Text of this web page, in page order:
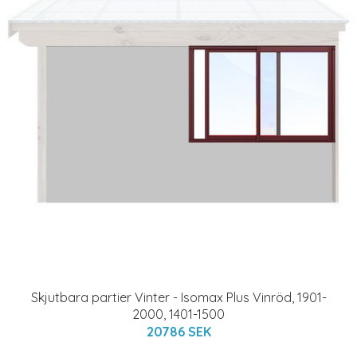
Skjutbara partier Vinter - Isomax Plus Vinröd, 1901-
2000, 1401-1500
20786 SEK